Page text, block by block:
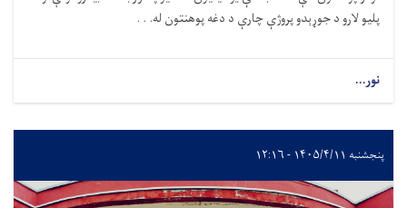
پلیو لارو د جوړېدو پروژې چارې د دغه پوهنتون له. . .
نور...
پنجشنبه ۱۴۰۵/۴/۱۱ - ۱۲:۱۶